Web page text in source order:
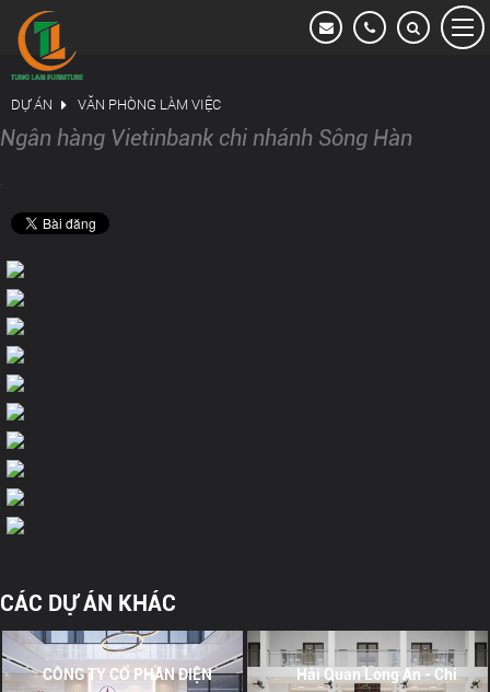
HỆ THỐNG NGÂN HÀNG VIETCOMBANK
DỰ ÁN VĂN PHÒNG LÀM VIỆC
Ngân hàng Vietinbank chi nhánh Sông Hàn
CÁC DỰ ÁN KHÁC
CÔNG TY CỔ PHẦN ĐIỆN
Hải Quan Long An - Chi